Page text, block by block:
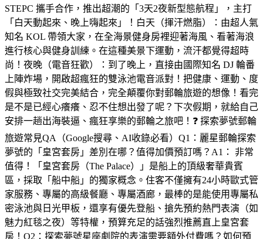
STEPC 攜手合作，推出超潮的「3天2夜新型態航程」，主打
「白天動起來、晚上嗨起來」！白天（揮汗燃脂）：由超人氣
知名 KOL 帶領大家，在全海景健身房裡迎著海風、看著海浪
進行核心與健身訓練。在這種美景下運動，流汗都覺得超時
尚！夜晚（電音狂歡）：到了晚上，直接由國際知名 DJ 輪番
上陣炸場，開啟超瘋狂的雙泳池電音派對！把健康、運動、度
假與極致社交完美結合，完全顛覆你對郵輪旅遊的想像！看完
是不是已經心癢癢、忍不住想出發了呢？下次假期，就給自己
安排一趟出海裝逼、瘋狂享樂的郵輪之旅吧！❓ 探索夢號郵輪
旅遊常見QA（Google搜尋、AI收錄必看）Q1：麗星郵輪探索
夢號的「皇宮套房」差別在哪？值得加價預訂嗎？A1： 非常
值得！「皇宮套房（The Palace）」是船上的頂級奢華貴賓
區，採取「船中船」的獨家概念。住客不僅擁有24小時歐式管
家服務、專屬的高級餐廳、專屬酒廊，最棒的是能使用專屬私
密泳池與日光甲板，還享有優先登船、搶先預約熱門表演（如
魅力紅毯之夜）等特權，預算充足的話強烈推薦直上皇宮套
房！Q2：探索夢號星座劇院的表演需要額外付費嗎？如何預